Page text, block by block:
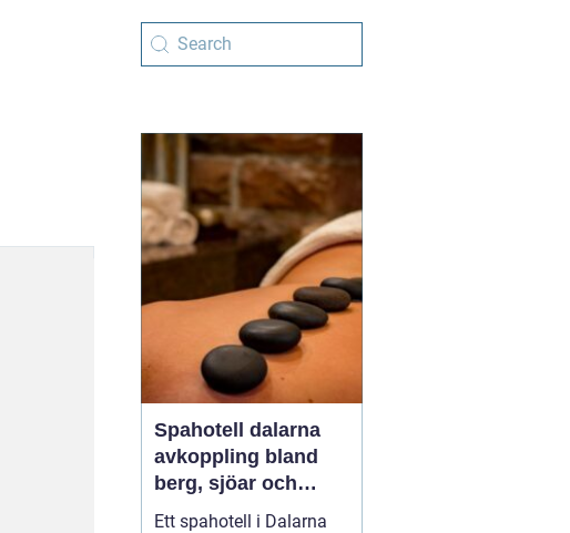
Spahotell dalarna
avkoppling bland
berg, sjöar och
historia
Ett spahotell i Dalarna